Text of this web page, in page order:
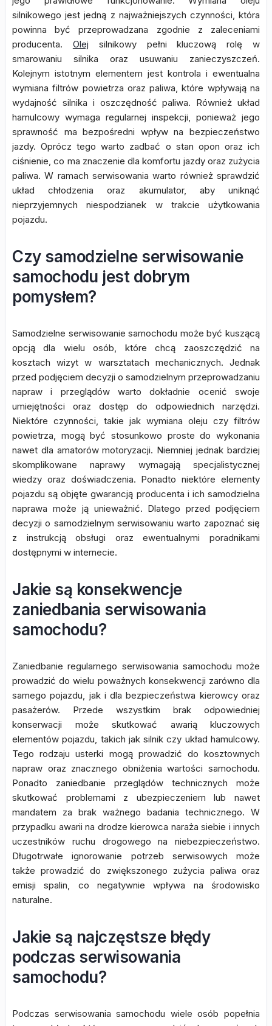
silnikowego jest jedną z najważniejszych czynności, która
powinna być przeprowadzana zgodnie z zaleceniami
producenta. Olej silnikowy pełni kluczową rolę w
smarowaniu silnika oraz usuwaniu zanieczyszczeń.
Kolejnym istotnym elementem jest kontrola i ewentualna
wymiana filtrów powietrza oraz paliwa, które wpływają na
wydajność silnika i oszczędność paliwa. Również układ
hamulcowy wymaga regularnej inspekcji, ponieważ jego
sprawność ma bezpośredni wpływ na bezpieczeństwo
jazdy. Oprócz tego warto zadbać o stan opon oraz ich
ciśnienie, co ma znaczenie dla komfortu jazdy oraz zużycia
paliwa. W ramach serwisowania warto również sprawdzić
układ chłodzenia oraz akumulator, aby uniknąć
nieprzyjemnych niespodzianek w trakcie użytkowania
pojazdu.
Czy samodzielne serwisowanie
samochodu jest dobrym
pomysłem?
Samodzielne serwisowanie samochodu może być kuszącą
opcją dla wielu osób, które chcą zaoszczędzić na
kosztach wizyt w warsztatach mechanicznych. Jednak
przed podjęciem decyzji o samodzielnym przeprowadzaniu
napraw i przeglądów warto dokładnie ocenić swoje
umiejętności oraz dostęp do odpowiednich narzędzi.
Niektóre czynności, takie jak wymiana oleju czy filtrów
powietrza, mogą być stosunkowo proste do wykonania
nawet dla amatorów motoryzacji. Niemniej jednak bardziej
skomplikowane naprawy wymagają specjalistycznej
wiedzy oraz doświadczenia. Ponadto niektóre elementy
pojazdu są objęte gwarancją producenta i ich samodzielna
naprawa może ją unieważnić. Dlatego przed podjęciem
decyzji o samodzielnym serwisowaniu warto zapoznać się
z instrukcją obsługi oraz ewentualnymi poradnikami
dostępnymi w internecie.
Jakie są konsekwencje
zaniedbania serwisowania
samochodu?
Zaniedbanie regularnego serwisowania samochodu może
prowadzić do wielu poważnych konsekwencji zarówno dla
samego pojazdu, jak i dla bezpieczeństwa kierowcy oraz
pasażerów. Przede wszystkim brak odpowiedniej
konserwacji może skutkować awarią kluczowych
elementów pojazdu, takich jak silnik czy układ hamulcowy.
Tego rodzaju usterki mogą prowadzić do kosztownych
napraw oraz znacznego obniżenia wartości samochodu.
Ponadto zaniedbanie przeglądów technicznych może
skutkować problemami z ubezpieczeniem lub nawet
mandatem za brak ważnego badania technicznego. W
przypadku awarii na drodze kierowca naraża siebie i innych
uczestników ruchu drogowego na niebezpieczeństwo.
Długotrwałe ignorowanie potrzeb serwisowych może
także prowadzić do zwiększonego zużycia paliwa oraz
emisji spalin, co negatywnie wpływa na środowisko
naturalne.
Jakie są najczęstsze błędy
podczas serwisowania
samochodu?
Podczas serwisowania samochodu wiele osób popełnia